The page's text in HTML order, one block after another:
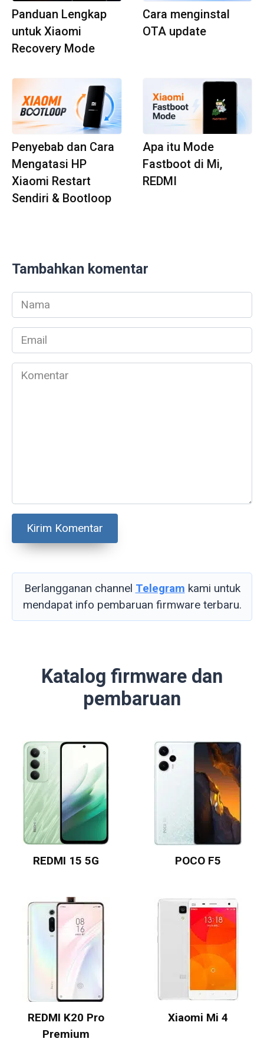
Panduan Lengkap
untuk Xiaomi
Recovery Mode
Cara menginstal
OTA update
Penyebab dan Cara
Mengatasi HP
Xiaomi Restart
Sendiri & Bootloop
Apa itu Mode
Fastboot di Mi,
REDMI
Tambahkan komentar
Nama
*
Email
*
Komentar
Berlangganan channel Telegram kami untuk
mendapat info pembaruan firmware terbaru.
Katalog firmware dan
pembaruan
REDMI 15 5G POCO F5
REDMI K20 Pro
Premium
Xiaomi Mi 4